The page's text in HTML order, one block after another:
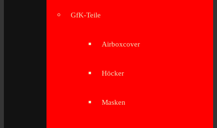
GfK-Teile
Airboxcover
Höcker
Masken